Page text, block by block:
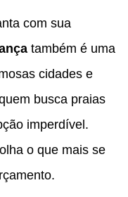
com sua
também é uma
cidades e
busca praias
imperdível.
o que mais se